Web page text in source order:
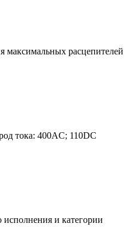
максимальных расцепителей
тока: 400AC; 110DC
исполнения и категории